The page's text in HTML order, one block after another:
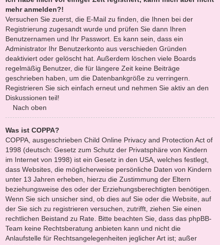
mehr anmelden?!
Versuchen Sie zuerst, die E-Mail zu finden, die Ihnen bei der
Registrierung zugesandt wurde und prüfen Sie dann Ihren
Benutzernamen und Ihr Passwort. Es kann sein, dass ein
Administrator Ihr Benutzerkonto aus verschieden Gründen
deaktiviert oder gelöscht hat. Außerdem löschen viele Boards
regelmäßig Benutzer, die für längere Zeit keine Beiträge
geschrieben haben, um die Datenbankgröße zu verringern.
Registrieren Sie sich einfach erneut und nehmen Sie aktiv an den
Diskussionen teil!
Nach oben
Was ist COPPA?
COPPA, ausgeschrieben Child Online Privacy and Protection Act of
1998 (deutsch: Gesetz zum Schutz der Privatsphäre von Kindern
im Internet von 1998) ist ein Gesetz in den USA, welches festlegt,
dass Websites, die möglicherweise persönliche Daten von Kindern
unter 13 Jahren erheben, hierzu die Zustimmung der Eltern
beziehungsweise des oder der Erziehungsberechtigten benötigen.
Wenn Sie sich unsicher sind, ob dies auf Sie oder die Website, auf
der Sie sich zu registrieren versuchen, zutrifft, ziehen Sie einen
rechtlichen Beistand zu Rate. Bitte beachten Sie, dass das phpBB-
Team keine Rechtsberatung anbieten kann und nicht die
Anlaufstelle für Rechtsangelegenheiten jeglicher Art ist; außer